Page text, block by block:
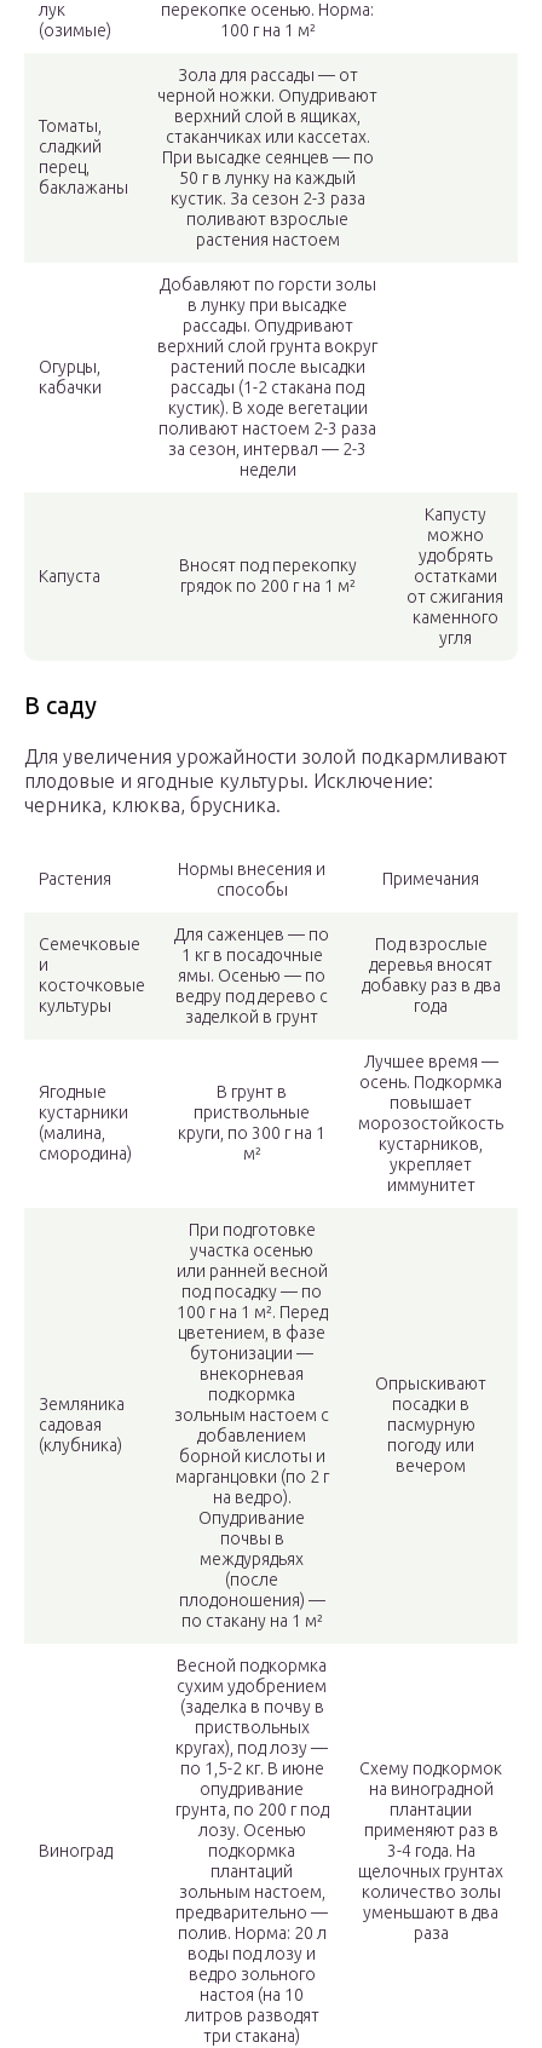
лук
(озимые)
перекопке осенью. Норма:
100 г на 1 м²
Томаты,
сладкий
перец,
баклажаны
Зола для рассады — от
черной ножки. Опудривают
верхний слой в ящиках,
стаканчиках или кассетах.
При высадке сеянцев — по
50 г в лунку на каждый
кустик. За сезон 2-3 раза
поливают взрослые
растения настоем
Огурцы,
кабачки
Добавляют по горсти золы
в лунку при высадке
рассады. Опудривают
верхний слой грунта вокруг
растений после высадки
рассады (1-2 стакана под
кустик). В ходе вегетации
поливают настоем 2-3 раза
за сезон, интервал — 2-3
недели
Капуста
Вносят под перекопку
грядок по 200 г на 1 м²
Капусту
можно
удобрять
остатками
от сжигания
каменного
угля
В саду
Для увеличения урожайности золой подкармливают
плодовые и ягодные культуры. Исключение:
черника, клюква, брусника.
Растения
Нормы внесения и
способы
Примечания
Семечковые
и
косточковые
культуры
Для саженцев — по
1 кг в посадочные
ямы. Осенью — по
ведру под дерево с
заделкой в грунт
Под взрослые
деревья вносят
добавку раз в два
года
Ягодные
кустарники
(малина,
смородина)
В грунт в
приствольные
круги, по 300 г на 1
м²
Лучшее время —
осень. Подкормка
повышает
морозостойкость
кустарников,
укрепляет
иммунитет
Земляника
садовая
(клубника)
При подготовке
участка осенью
или ранней весной
под посадку — по
100 г на 1 м². Перед
цветением, в фазе
бутонизации —
внекорневая
подкормка
зольным настоем с
добавлением
борной кислоты и
марганцовки (по 2 г
на ведро).
Опудривание
почвы в
междурядьях
(после
плодоношения) —
по стакану на 1 м²
Опрыскивают
посадки в
пасмурную
погоду или
вечером
Виноград
Весной подкормка
сухим удобрением
(заделка в почву в
приствольных
кругах), под лозу —
по 1,5-2 кг. В июне
опудривание
грунта, по 200 г под
лозу. Осенью
подкормка
плантаций
зольным настоем,
предварительно —
полив. Норма: 20 л
воды под лозу и
ведро зольного
настоя (на 10
литров разводят
три стакана)
Схему подкормок
на виноградной
плантации
применяют раз в
3-4 года. На
щелочных грунтах
количество золы
уменьшают в два
раза